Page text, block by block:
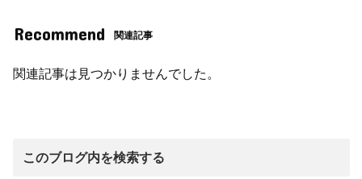
Recommend 関連記事
関連記事は見つかりませんでした。
このブログ内を検索する